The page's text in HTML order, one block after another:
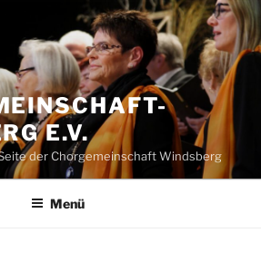
E.V.
der Chorgemeinschaft Windsberg
Menü